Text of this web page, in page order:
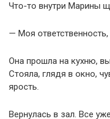
Что-то внутри Марины
— Моя
Она прошла на кухню,
Стояла, глядя в окно,
ярость.
Вернулась в зал. Все